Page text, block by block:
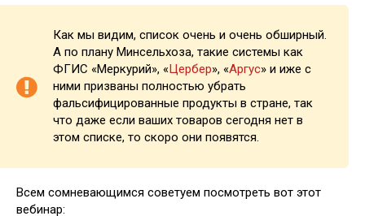
Как мы видим, список очень и очень обширный.
А по плану Минсельхоза, такие системы как
ФГИС «Меркурий», «Цербер», «Аргус» и иже с
ними призваны полностью убрать
фальсифицированные продукты в стране, так
что даже если ваших товаров сегодня нет в
этом списке, то скоро они появятся.
Всем сомневающимся советуем посмотреть вот этот
вебинар: